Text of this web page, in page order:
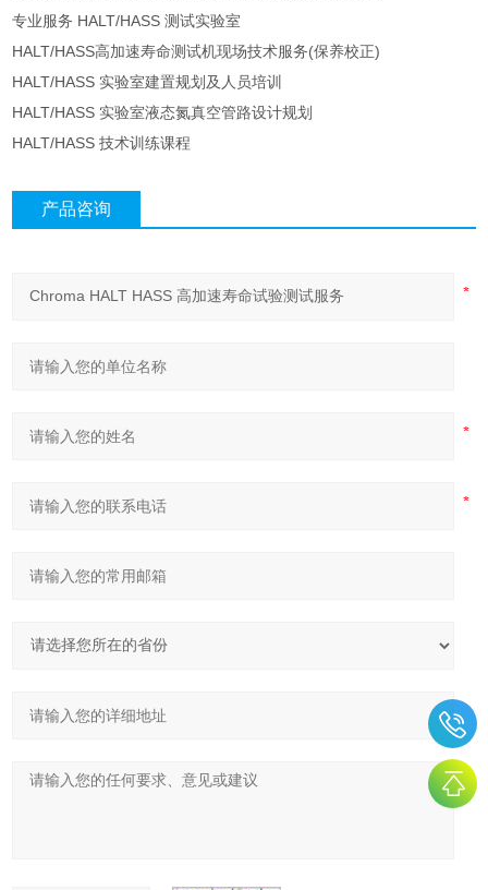
专业服务 HALT/HASS 测试实验室
HALT/HASS高加速寿命测试机现场技术服务(保养校正)
HALT/HASS 实验室建置规划及人员培训
HALT/HASS 实验室液态氮真空管路设计规划
HALT/HASS 技术训练课程
产品咨询